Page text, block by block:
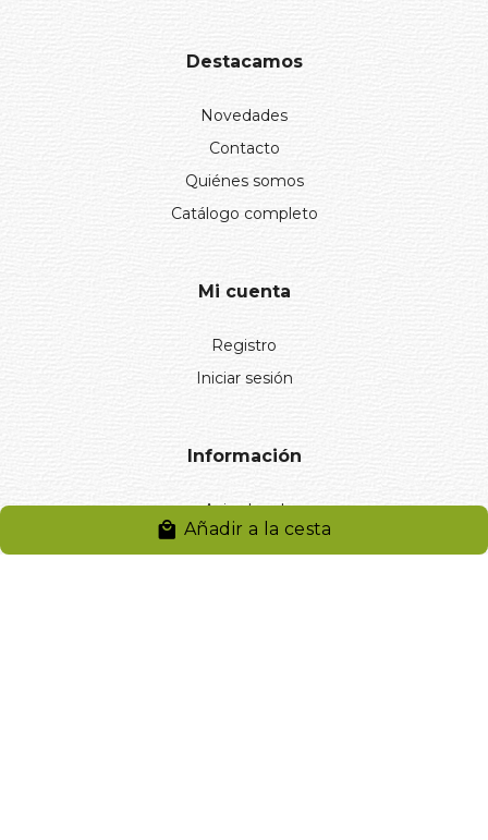
Añadir a la cesta
Destacamos
Novedades
Contacto
Quiénes somos
Catálogo completo
Mi cuenta
Registro
Iniciar sesión
Información
Aviso legal
Política de privacidad